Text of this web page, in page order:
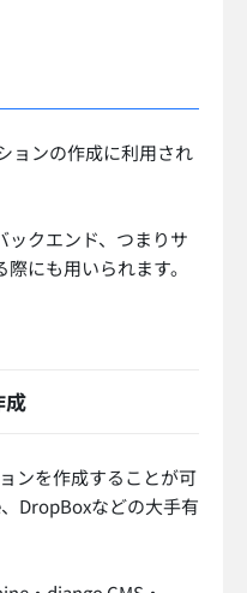
ョンの作成に利用され
ックエンド、つまりサ
にも用いられます。
成
ンを作成することが可
DropBoxなどの大手有